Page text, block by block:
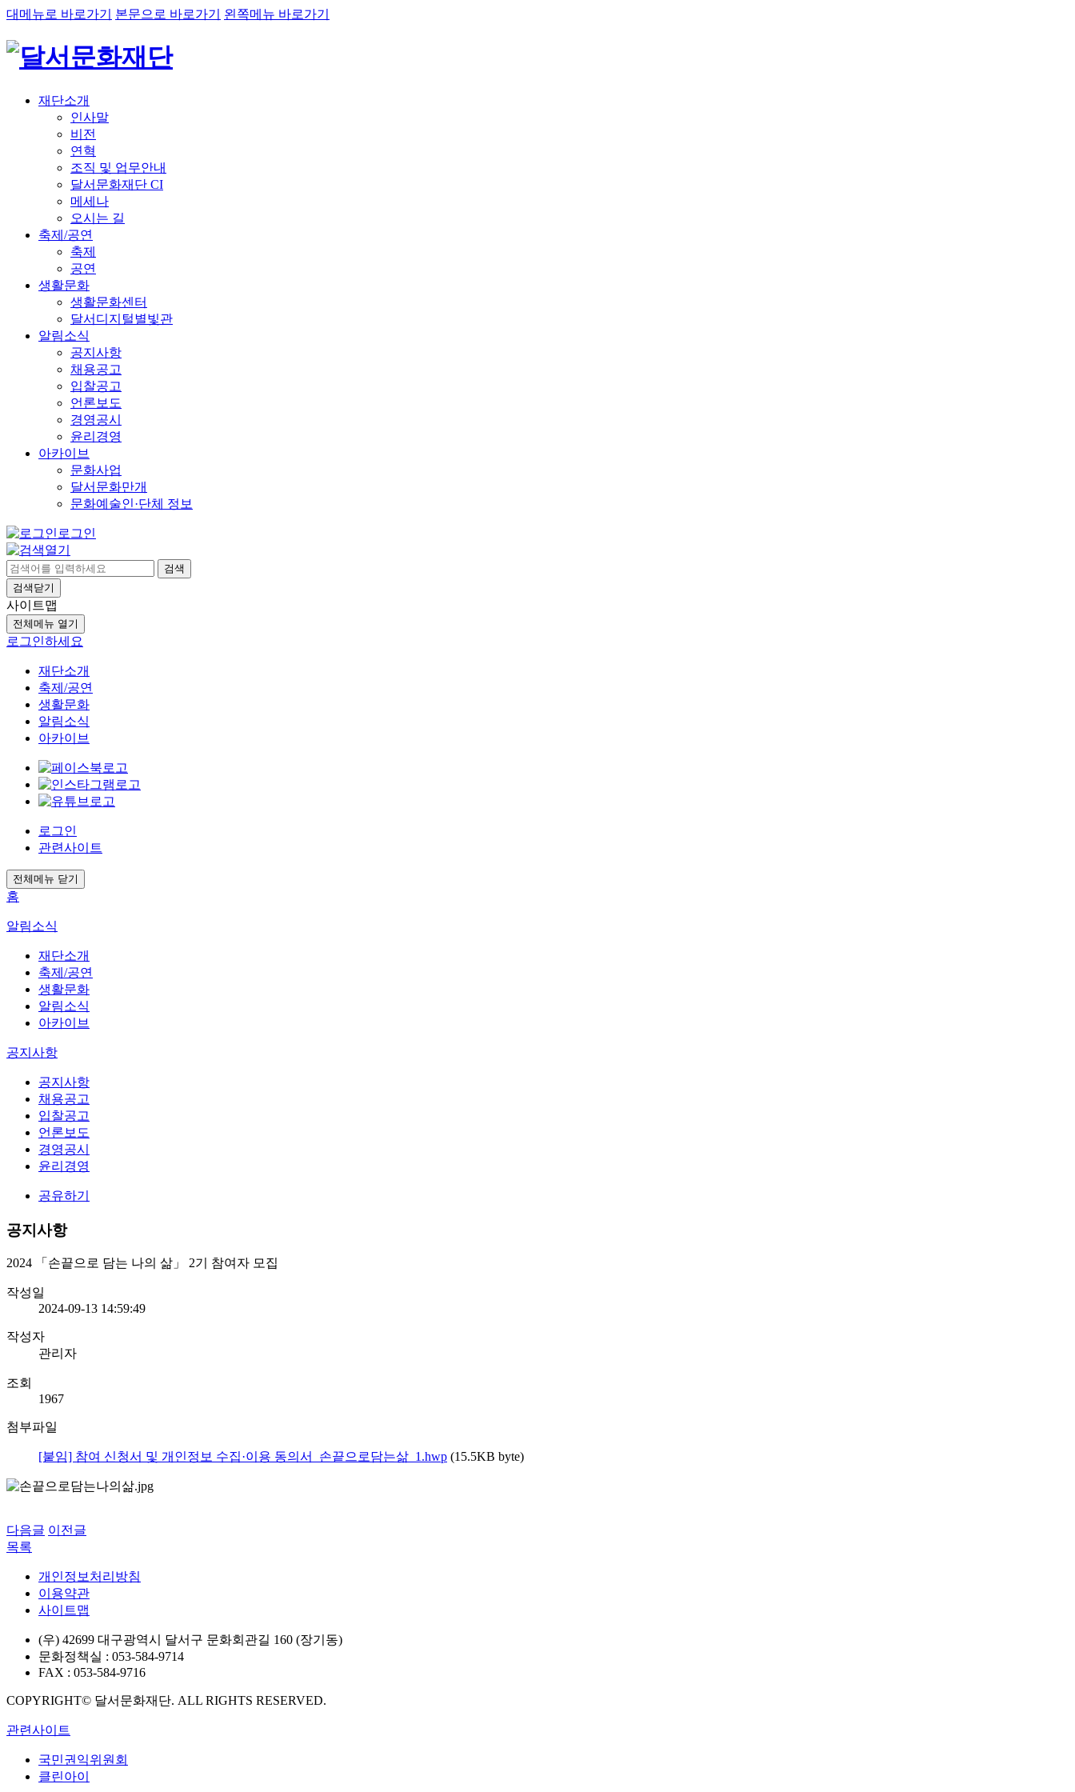
대메뉴로 바로가기 본문으로 바로가기 왼쪽메뉴 바로가기
재단소개
인사말
비전
연혁
조직 및 업무안내
달서문화재단 CI
메세나
오시는 길
축제/공연
축제
공연
생활문화
생활문화센터
달서디지털별빛관
알림소식
공지사항
채용공고
입찰공고
언론보도
경영공시
윤리경영
아카이브
문화사업
달서문화만개
문화예술인·단체 정보
로그인
검색
검색닫기
사이트맵
전체메뉴 열기
로그인하세요
재단소개
축제/공연
생활문화
알림소식
아카이브
로그인
관련사이트
전체메뉴 닫기
홈
알림소식
재단소개
축제/공연
생활문화
알림소식
아카이브
공지사항
공지사항
채용공고
입찰공고
언론보도
경영공시
윤리경영
공유하기
공지사항
2024 「손끝으로 담는 나의 삶」 2기 참여자 모집
작성일
2024-09-13 14:59:49
작성자
관리자
조회
1967
첨부파일
[붙임] 참여 신청서 및 개인정보 수집·이용 동의서_손끝으로담는삶_1.hwp (15.5KB byte)
다음글 이전글
목록
개인정보처리방침
이용약관
사이트맵
(우) 42699 대구광역시 달서구 문화회관길 160 (장기동)
문화정책실 : 053-584-9714
FAX : 053-584-9716
COPYRIGHT© 달서문화재단. ALL RIGHTS RESERVED.
관련사이트
국민권익위원회
클린아이